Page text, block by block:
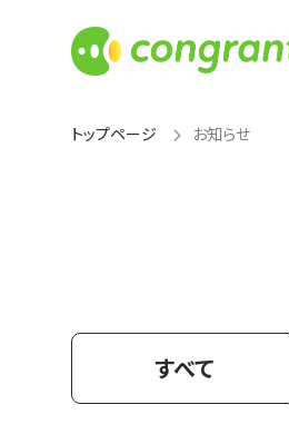
トップページ お知らせ
すべて